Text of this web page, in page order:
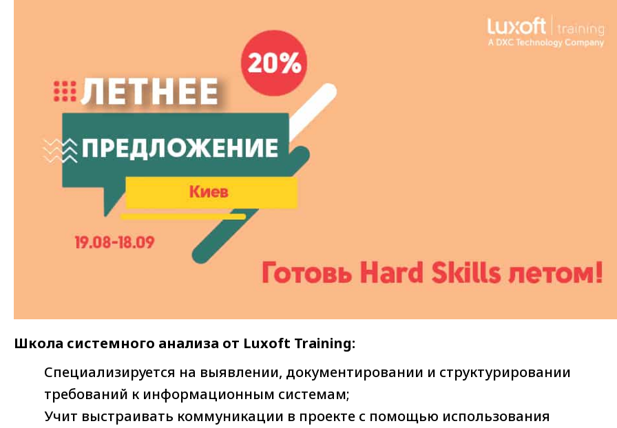
Школа системного анализа от Luxoft Training:
Специализируется на выявлении, документировании и структурировании
требований к информационным системам;
Учит выстраивать коммуникации в проекте с помощью использования